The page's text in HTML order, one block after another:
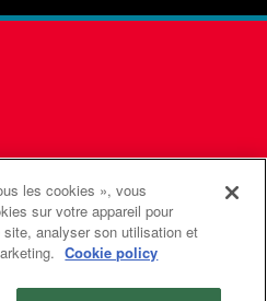
est une agence de l'Église
Unie
Unies. Tous droits
les cookies », vous
sur votre appareil pour
analyser son utilisation et
Cookie policy